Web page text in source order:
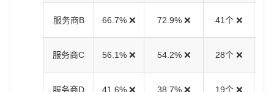
服务商B 66.7% ❌ 72.9% ❌ 41个 ❌
服务商C 56.1% ❌ 54.2% ❌ 28个 ❌
服务商D 41.6% ❌ 38.7% ❌ 19个 ❌